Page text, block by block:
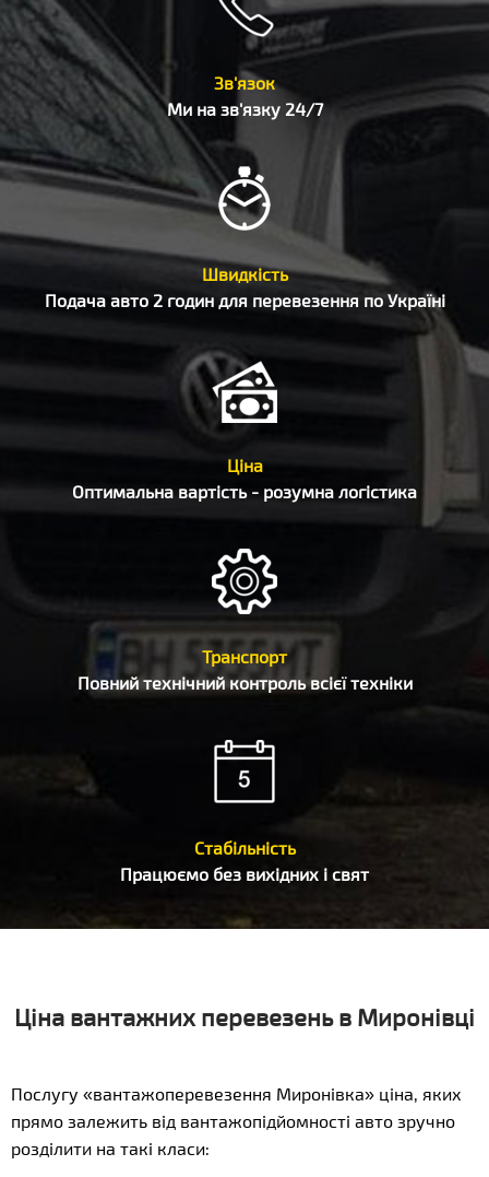
Зв'язок
Ми на зв'язку 24/7
Швидкість
Подача авто 2 годин для перевезення по Україні
Ціна
Оптимальна вартість - розумна логістика
Транспорт
Повний технічний контроль всієї техніки
Стабільність
Працюємо без вихідних і свят
Ціна вантажних перевезень в Миронівці
Послугу «вантажоперевезення Миронівка» ціна, яких
прямо залежить від вантажопідйомності авто зручно
розділити на такі класи: